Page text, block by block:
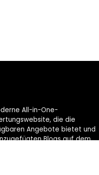
All-in-One-
die die
Angebote bietet und
Blogs auf dem